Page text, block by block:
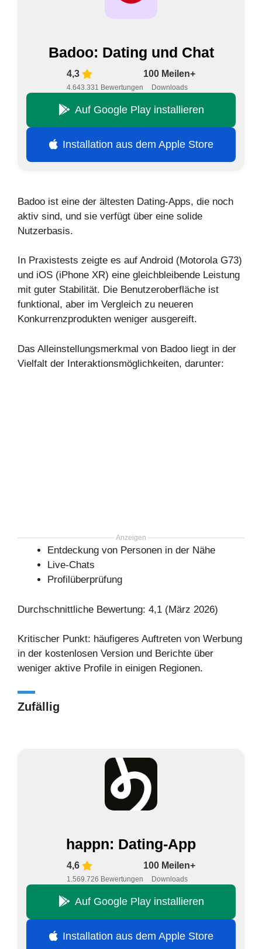
Badoo: Dating und Chat
4,3
4.643.331 Bewertungen
100 Meilen+
Downloads
Auf Google Play installieren
Installation aus dem Apple Store
Badoo ist eine der ältesten Dating-Apps, die noch
aktiv sind, und sie verfügt über eine solide
Nutzerbasis.
In Praxistests zeigte es auf Android (Motorola G73)
und iOS (iPhone XR) eine gleichbleibende Leistung
mit guter Stabilität. Die Benutzeroberfläche ist
funktional, aber im Vergleich zu neueren
Konkurrenzprodukten weniger ausgereift.
Das Alleinstellungsmerkmal von Badoo liegt in der
Vielfalt der Interaktionsmöglichkeiten, darunter:
Anzeigen
Entdeckung von Personen in der Nähe
Live-Chats
Profilüberprüfung
Durchschnittliche Bewertung: 4,1 (März 2026)
Kritischer Punkt: häufigeres Auftreten von Werbung
in der kostenlosen Version und Berichte über
weniger aktive Profile in einigen Regionen.
Zufällig
happn: Dating-App
4,6
1.569.726 Bewertungen
100 Meilen+
Downloads
Auf Google Play installieren
Installation aus dem Apple Store